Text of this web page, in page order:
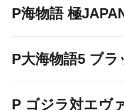
P海物語 極
P大海物語5 ブラ
P ゴジラ対エヴ